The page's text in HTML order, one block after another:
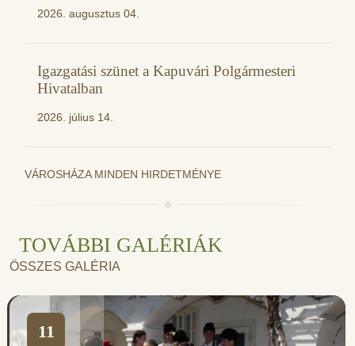
2026. augusztus 04.
Igazgatási szünet a Kapuvári Polgármesteri
Hivatalban
2026. július 14.
VÁROSHÁZA MINDEN HIRDETMÉNYE
TOVÁBBI GALÉRIÁK
ÖSSZES GALÉRIA
11